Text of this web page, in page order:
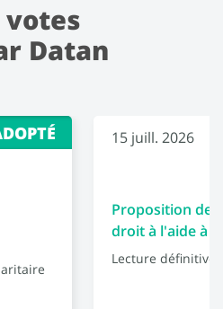
votes
Datan
15 juill. 2026
Proposition de
droit à l'aide à
Lecture définitive